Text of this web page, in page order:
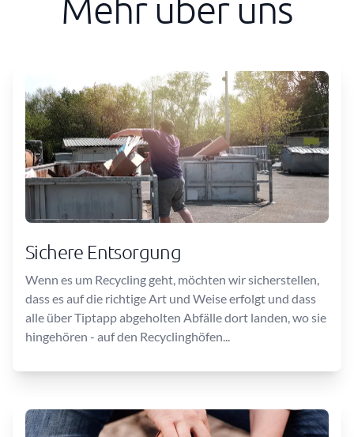
Mehr über uns
Sichere Entsorgung
Wenn es um Recycling geht, möchten wir sicherstellen,
dass es auf die richtige Art und Weise erfolgt und dass
alle über Tiptapp abgeholten Abfälle dort landen, wo sie
hingehören - auf den Recyclinghöfen...